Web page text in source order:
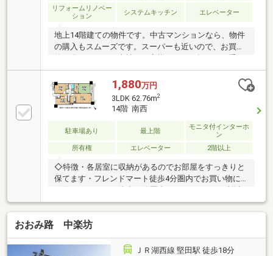
リフォームリノベー
ション
システムキッチン エレベーター
地上14階建ての物件です。中古マンションなら、物件
の購入もスムーズです。スーパーも近いので、お買い
いします。こだわりやご要望などがあれば、メール又
はお電話にてご連絡ください。また、ご質問やご不明
な点などもお受けいたします。
1,880万円
3LDK 62.76m2
14階 南西
駐車場あり 最上階
モニタ付インターホ
ン
所有権
エレベーター 2階以上
◇特徴・各居室に収納があるのでお部屋をすっきりと
保てます・フレンドマート徒歩4分圏内でお買い物に
上・広々としたＬ字型キッチンで毎日のお料理も楽し
みながらできますね・最上階で遮るものがなく、琵琶
湖眺望可能です・南東向きで陽当り良好ですね◇立
地・大津市立堅田まで徒歩約２９分・大津市立堅田中
学校まで徒歩約２１分◆◇弊社が選ばれる理由◆◇
おおみ路 中楽坊
ＪＲ湖西線 堅田駅 徒歩18分